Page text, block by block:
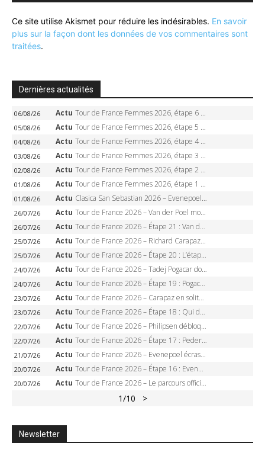
Ce site utilise Akismet pour réduire les indésirables. En savoir
plus sur la façon dont les données de vos commentaires sont
traitées.
Dernières actualités
06/08/26 Actu Tour de France Femmes 2026, étape 6 – Kim Le Court-Pienaar gagne à Tournon, Reusser en jaune
05/08/26 Actu Tour de France Femmes 2026, étape 5 – Demi Vollering gagne à Belleville, Reusser en jaune, Ferrand-Prévot coule
04/08/26 Actu Tour de France Femmes 2026, étape 4 – Marlen Reusser écrase le chrono, Ferrand-Prévot en crise
03/08/26 Actu Tour de France Femmes 2026, étape 3 – Sigrid Haugset en solitaire, 88 km d’échappée, maillot jaune
02/08/26 Actu Tour de France Femmes 2026, étape 2 – Lorena Wiebes doublé à Genève, Markus héroïque, 7e record
01/08/26 Actu Tour de France Femmes 2026, étape 1 – Lorena Wiebes intouchable à Lausanne, premier maillot jaune
01/08/26 Actu Clasica San Sebastian 2026 – Evenepoel recordman, 4e victoire, Carapaz battu au sprint
26/07/26 Actu Tour de France 2026 – Van der Poel monumental à Paris, Pogacar égale le record des cinq sacres
26/07/26 Actu Tour de France 2026 – Étape 21 : Van der Poel, Pogacar, qui succédera à Wout van Aert sur les Champs-Elysées ?
25/07/26 Actu Tour de France 2026 – Richard Carapaz roi des Alpes, doublé et maillot à pois, Seixas perd le podium
25/07/26 Actu Tour de France 2026 – Étape 20 : L’étape reine, Galibier, Sarenne, Alpe d’Huez, qui succédera à Pogacar ?
24/07/26 Actu Tour de France 2026 – Tadej Pogacar dompte l’Alpe d’Huez, 5e victoire, record de Pantani pulvérisé
24/07/26 Actu Tour de France 2026 – Étape 19 : Pogacar peut-il enfin dompter l’Alpe d’Huez ?
23/07/26 Actu Tour de France 2026 – Carapaz en solitaire à Orcières-Merlette, Paret-Peintre à un point du maillot à pois
23/07/26 Actu Tour de France 2026 – Étape 18 : Qui domptera Orcières-Merlette, première marche vers l’Alpe d’Huez ?
22/07/26 Actu Tour de France 2026 – Philipsen débloque son compteur à Voiron, Pedersen en danger pour le maillot vert
22/07/26 Actu Tour de France 2026 – Étape 17 : Pedersen peut-il verrouiller le maillot vert à Voiron ?
21/07/26 Actu Tour de France 2026 – Evenepoel écrase le chrono d’Évian, Seixas 4e, Lipowitz abandonne
20/07/26 Actu Tour de France 2026 – Étape 16 : Evenepoel, Pogacar, Ganna… qui domptera le chrono d’Évian pour redessiner le podium ?
20/07/26 Actu Tour de France 2026 – Le parcours officiel complet : 21 étapes, profils, carte et dates
1/10 >
Newsletter